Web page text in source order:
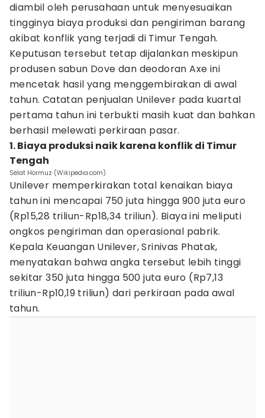
diambil oleh perusahaan untuk menyesuaikan
tingginya biaya produksi dan pengiriman barang
akibat konflik yang terjadi di Timur Tengah.
Keputusan tersebut tetap dijalankan meskipun
produsen sabun Dove dan deodoran Axe ini
mencetak hasil yang menggembirakan di awal
tahun. Catatan penjualan Unilever pada kuartal
pertama tahun ini terbukti masih kuat dan bahkan
berhasil melewati perkiraan pasar.
1. Biaya produksi naik karena konflik di Timur
Tengah
Selat Hormuz (Wikipedia.com)
Unilever memperkirakan total kenaikan biaya
tahun ini mencapai 750 juta hingga 900 juta euro
(Rp15,28 triliun-Rp18,34 triliun). Biaya ini meliputi
ongkos pengiriman dan operasional pabrik.
Kepala Keuangan Unilever, Srinivas Phatak,
menyatakan bahwa angka tersebut lebih tinggi
sekitar 350 juta hingga 500 juta euro (Rp7,13
triliun-Rp10,19 triliun) dari perkiraan pada awal
tahun.